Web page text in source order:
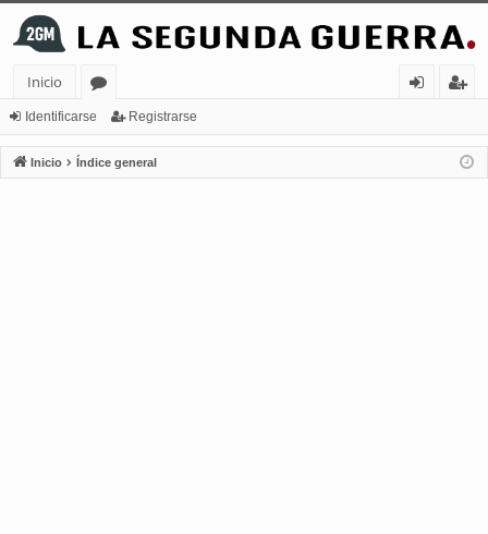
Inicio
or
os
nt
ifi
ist
ra
Identificarse Registrarse
Inicio Índice general